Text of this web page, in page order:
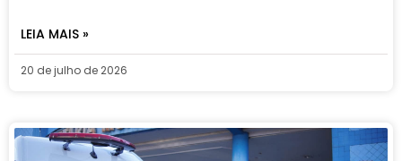
LEIA MAIS »
20 de julho de 2026